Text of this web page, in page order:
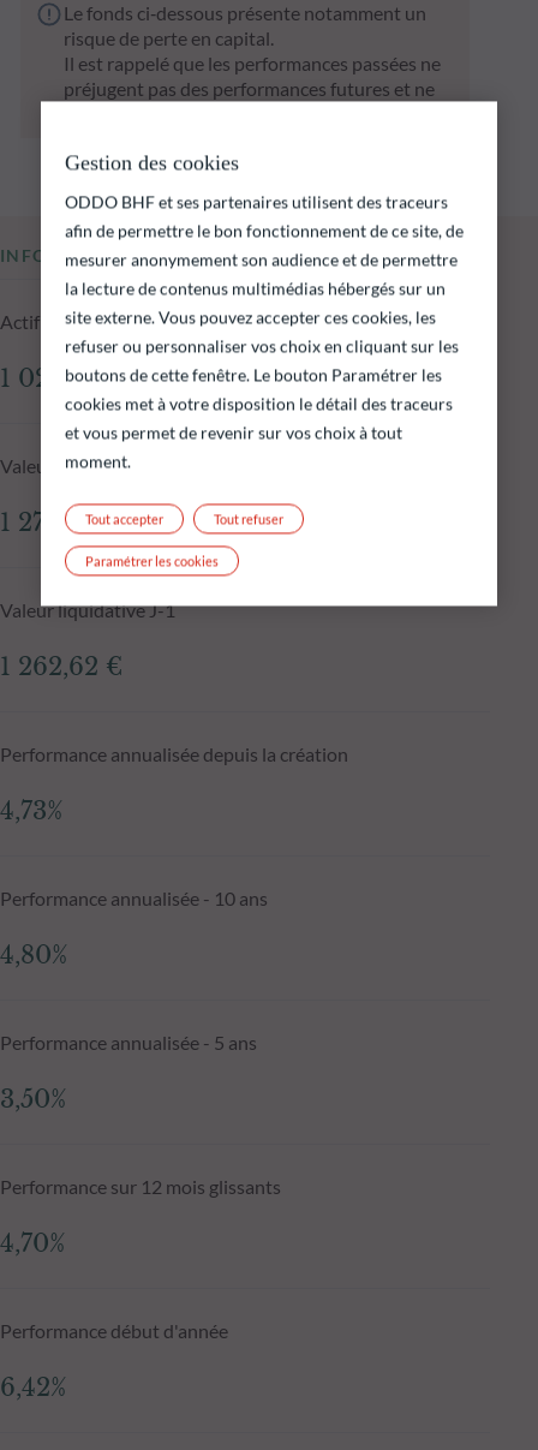
Le fonds ci‑dessous présente notamment un
risque de perte en capital.
Il est rappelé que les performances passées ne
préjugent pas des performances futures et ne
INFORMATIONS CLÉS
Actif net du fonds au 05.08.2026
1 026,72 M€
Valeur liquidative au 05.08.2026
1 273,91 €
Valeur liquidative J-1
1 262,62 €
Performance annualisée depuis la création
4,73%
Performance annualisée - 10 ans
4,80%
Performance annualisée - 5 ans
3,50%
Performance sur 12 mois glissants
4,70%
Performance début d'année
6,42%
Gestion des cookies
ODDO BHF et ses partenaires utilisent des traceurs
afin de permettre le bon fonctionnement de ce site, de
mesurer anonymement son audience et de permettre
la lecture de contenus multimédias hébergés sur un
site externe. Vous pouvez accepter ces cookies, les
refuser ou personnaliser vos choix en cliquant sur les
boutons de cette fenêtre. Le bouton Paramétrer les
cookies met à votre disposition le détail des traceurs
et vous permet de revenir sur vos choix à tout
moment.
Tout refuser
Tout accepter
Paramétrer les cookies